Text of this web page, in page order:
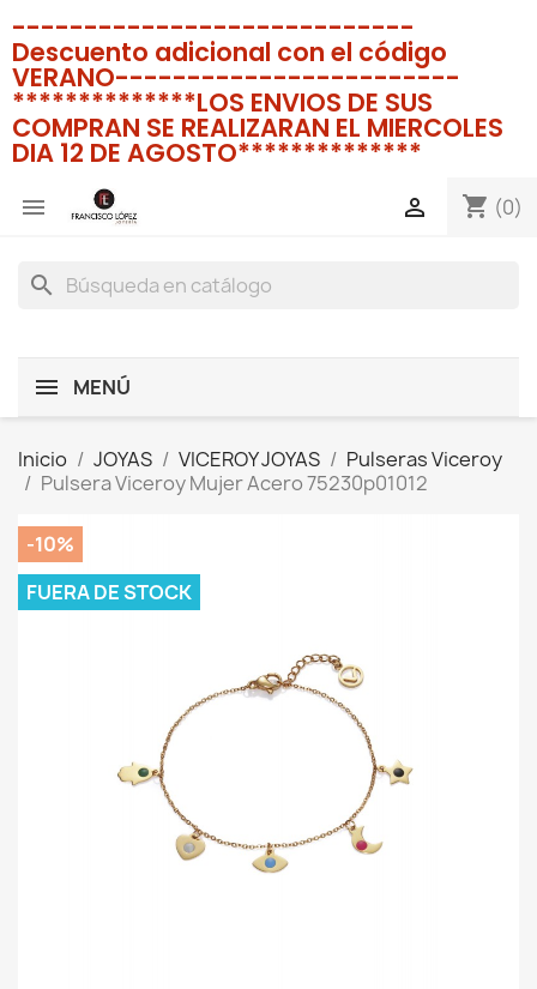
----------------------------
Descuento adicional con el código
VERANO------------------------
**************LOS ENVIOS DE SUS
COMPRAN SE REALIZARAN EL MIERCOLES
DIA 12 DE AGOSTO**************
 shopping_cart (0)

search
MENÚ
Inicio JOYAS VICEROY JOYAS
Pulseras Viceroy
Pulsera Viceroy Mujer Acero 75230p01012
-10%
FUERA DE STOCK